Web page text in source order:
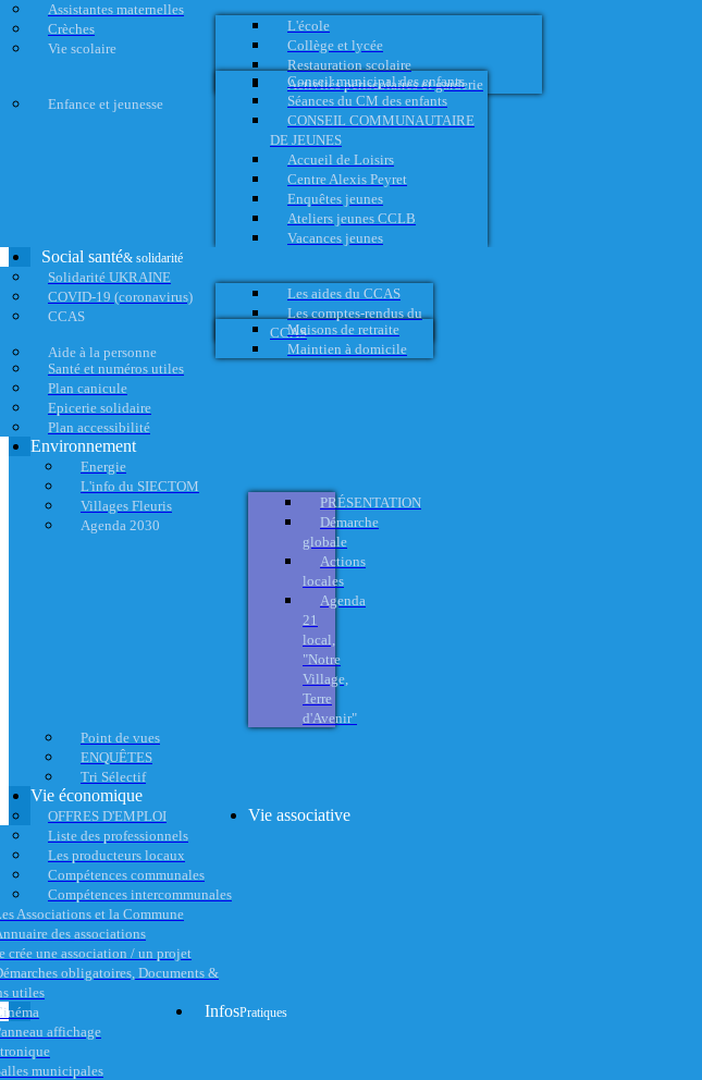
Assistantes maternelles
Crèches
Vie scolaire
L'école
Collège et lycée
Restauration scolaire
Activités périscolaires et garderie
Enfance et jeunesse
Conseil municipal des enfants
Séances du CM des enfants
CONSEIL COMMUNAUTAIRE
DE JEUNES
Accueil de Loisirs
Centre Alexis Peyret
Enquêtes jeunes
Ateliers jeunes CCLB
Vacances jeunes
Social santé& solidarité
Solidarité UKRAINE
COVID-19 (coronavirus)
CCAS
Les aides du CCAS
Les comptes-rendus du
CCAS
Aide à la personne
Maisons de retraite
Maintien à domicile
Santé et numéros utiles
Plan canicule
Epicerie solidaire
Plan accessibilité
Environnement
Energie
L'info du SIECTOM
Villages Fleuris
Agenda 2030
PRÉSENTATION
Démarche
globale
Actions
locales
Agenda
21
local,
"Notre
Village,
Terre
d'Avenir"
Point de vues
ENQUÊTES
Tri Sélectif
Vie économique
OFFRES D'EMPLOI
Liste des professionnels
Les producteurs locaux
Compétences communales
Compétences intercommunales
Vie associative
Associations et la Commune
des associations
crée une association / un projet
obligatoires, Documents &
utiles
affichage
municipales
InfosPratiques